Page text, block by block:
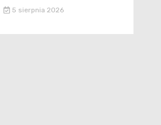
5 sierpnia 2026